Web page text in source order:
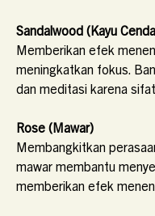
Sandalwood (Kayu
Memberikan efek
meningkatkan fokus.
dan meditasi karena
Rose (Mawar)
Membangkitkan
mawar membantu
memberikan efek